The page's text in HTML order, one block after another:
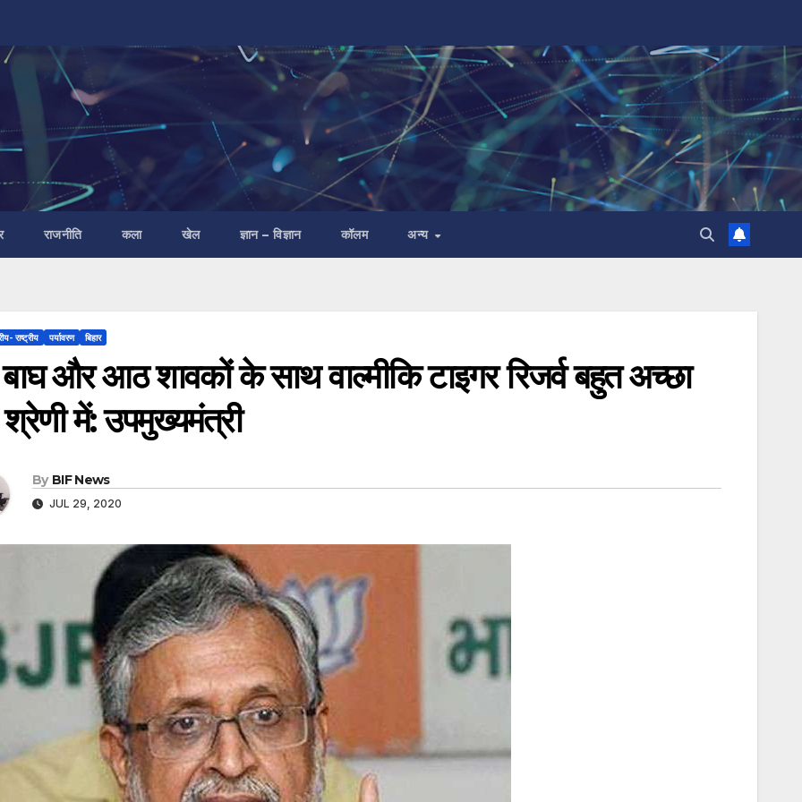
राजनीति कला खेल ज्ञान – विज्ञान कॉलम अन्य
राष्ट्रीय पर्यावरण बिहार
और आठ शावकों के साथ वाल्मीकि टाइगर रिजर्व बहुत अच्छा
में: उपमुख्यमंत्री
By BIF News
JUL 29, 2020